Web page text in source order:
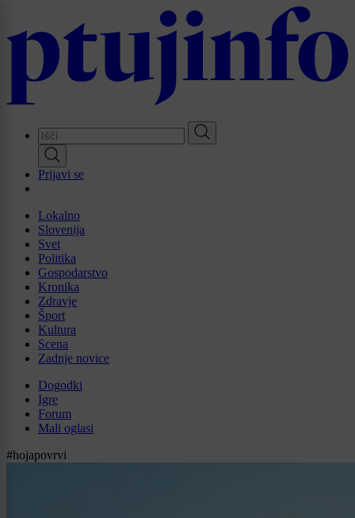
main
Prijavi se
Lokalno
Slovenija
Svet
Politika
Gospodarstvo
Kronika
Zdravje
Šport
Kultura
Scena
Zadnje novice
Dogodki
Igre
Forum
Mali oglasi
#hojapovrvi